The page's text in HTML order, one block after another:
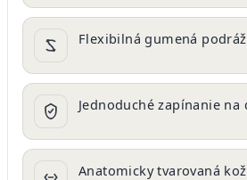
Flexibilná gumená
Jednoduché zapínanie na
Anatomicky tvarovaná